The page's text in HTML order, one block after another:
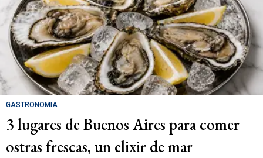
GASTRONOMÍA
3 lugares de Buenos Aires para comer
ostras frescas, un elixir de mar